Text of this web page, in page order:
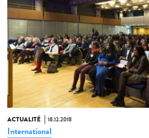
ACTUALITÉ 18.12.2018
International